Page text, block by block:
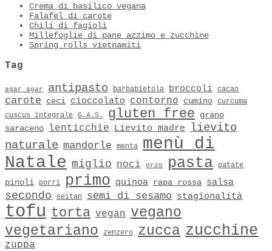
Crema di basilico vegana
Falafel di carote
Chili di fagioli
Millefoglie di pane azzimo e zucchine
Spring rolls vietnamiti
Tag
agar agar antipasto barbabietola broccoli cacao
carote ceci cioccolato contorno cumino curcuma
cuscus integrale G.A.S. gluten free
grano
saraceno
lenticchie Lievito madre
lievito
naturale mandorle menta
menù di
Natale miglio noci orzo pasta patate
pinoli porri primo quinoa rapa rossa salsa
secondo seitan semi di sesamo stagionalità
tofu torta vegan vegano
vegetariano
zenzero zucca zucchine
zuppa